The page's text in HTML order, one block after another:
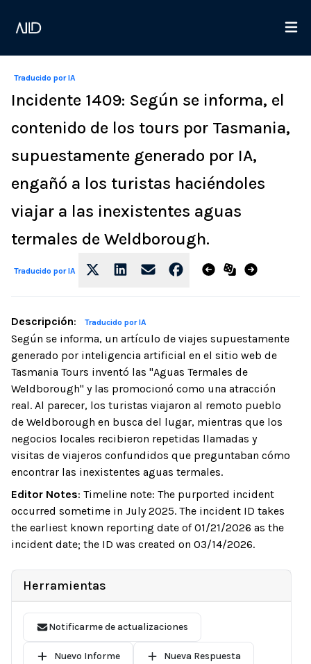
Traducido por IA
Incidente 1409: Según se informa, el
contenido de los tours por Tasmania,
supuestamente generado por IA,
engañó a los turistas haciéndoles
viajar a las inexistentes aguas
termales de Weldborough.
Traducido por IA
Descripción: Traducido por IA
Según se informa, un artículo de viajes supuestamente
generado por inteligencia artificial en el sitio web de
Tasmania Tours inventó las "Aguas Termales de
Weldborough" y las promocionó como una atracción
real. Al parecer, los turistas viajaron al remoto pueblo
de Weldborough en busca del lugar, mientras que los
negocios locales recibieron repetidas llamadas y
visitas de viajeros confundidos que preguntaban cómo
encontrar las inexistentes aguas termales.
Editor Notes: Timeline note: The purported incident
occurred sometime in July 2025. The incident ID takes
the earliest known reporting date of 01/21/2026 as the
incident date; the ID was created on 03/14/2026.
Herramientas
Notificarme de actualizaciones
Nuevo Informe Nueva Respuesta